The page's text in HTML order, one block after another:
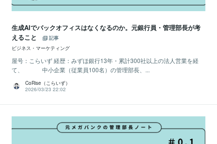
生成AIでバックオフィスはなくなるのか。元銀行員・管理部長が考
えること
記事
ビジネス・マーケティング
屋号：こらいず 経歴：みずほ銀行13年・累計300社以上の法人営業を経
て、 中小企業（従業員100名）の管理部長、...
CoRise（こらいず）
2026/03/23 22:02